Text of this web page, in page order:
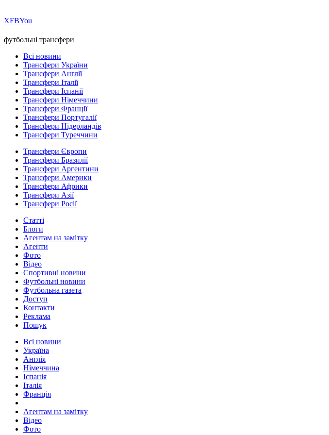
ХFBYou
футбольні трансфери
Всі новини
Трансфери України
Трансфери Англії
Трансфери Італії
Трансфери Іспанії
Трансфери Німеччини
Трансфери Франції
Трансфери Португалії
Трансфери Нідерландів
Трансфери Туреччини
Трансфери Європи
Трансфери Бразилії
Трансфери Аргентини
Трансфери Америки
Трансфери Африки
Трансфери Азії
Трансфери Росії
Статті
Блоги
Агентам на замітку
Агенти
Фото
Відео
Спортивні новини
Футбольні новини
Футбольна газета
Доступ
Контакти
Реклама
Пошук
Всі новини
Україна
Англія
Німеччина
Іспанія
Італія
Франція
Агентам на замітку
Відео
Фото